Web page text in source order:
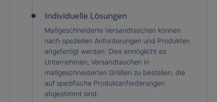
Individuelle Lösungen
Maßgeschneiderte Versandtaschen können
nach speziellen Anforderungen und Produkten
angefertigt werden. Dies ermöglicht es
Unternehmen, Versandtaschen in
maßgeschneiderten Größen zu bestellen, die
auf spezifische Produktanforderungen
abgestimmt sind.